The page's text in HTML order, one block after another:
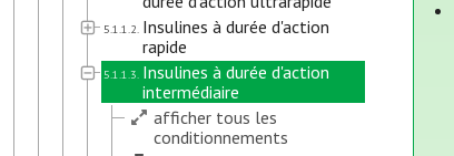
5.1.1.2. Insulines à durée d'action
rapide
5.1.1.3. Insulines à durée d'action
intermédiaire
afficher tous les
conditionnements